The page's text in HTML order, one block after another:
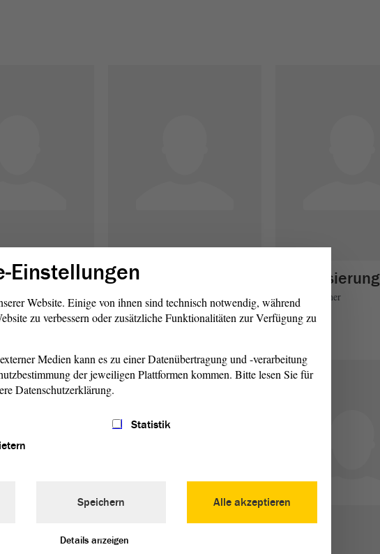
und
Bundes- und Europa-
angelegenheiten,
Medienpolitik
Digitalisierung
Matthias Büttner
Einstellungen
Website. Einige von ihnen sind technisch notwendig, während
zu verbessern oder zusätzliche Funktionalitäten zur Verfügung zu
Medien kann es zu einer Datenübertragung und -verarbeitung
der jeweiligen Plattformen kommen. Bitte lesen Sie für
Datenschutzerklärung.
Statistik
Alle akzeptieren
Speichern
Details anzeigen